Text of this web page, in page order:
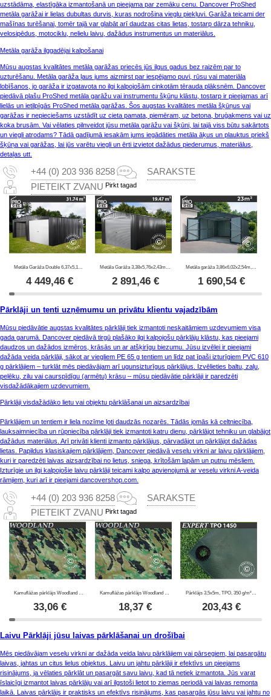
uzstādāma, elastīgāka izmantošanā un pieejama par zemāku cenu. Dancover ProShed
metāla garāžai ir lielas dubultas durvis, kuras nodrošina vieglu piekļuvi. Garāža teicami der
mašīnas turēšanai, tomēr tajā var glabāt arī daudzas citas lietas, tostarp dārza tehniku,
velosipēdus, motociklu, nelielu laivu, dažādus instrumentus un materiālus.
Metāla garāža ilggadējai kalpošanai
Mūsu augstas kvalitātes metāla garāžas priecēs jūs ilgus gadus bez raizēm par to
uzturēšanu. Metāla garāža ļaus jums aizmirst par iespējamo puvi, rūsu vai materiāla
lobīšanos, jo garāža ir izgatavota no ilgi kalpojošām cinkotām tērauda plāksnēm. Dancover
piedāvā plašu ProShed metāla garāžu vai instrumentu šķūņu klāstu, tostarp ir pieejamas arī
lielās un ietilpīgās ProShed metāla garāžas. Šos augstas kvalitātes metāla šķūņus vai
garāžas ir nepieciešams uzstādīt uz cieta pamata, piemēram, uz betona, bruģakmens vai uz
koka brusām. Vai vēlaties pilnveidot jūsu metāla garāžu vai šķūni, lai tajā viss būtu sakārtots
un viegli atrodams? Tādā gadījumā iesakām jums iegādāties metāla āķus un plauktus priekš
šķūņa vai garāžas, lai jūs varētu viegli un ērti izvietot dažādus piederumus, materiālus,
detaļas utt.
+44 (0) 203 936 8258
SARAKSTE
PIETEIKT ZVANU Pirkt tagad
4 449,46 € 2 891,46€ 1 690,54€
Pārklāji un tenti uzņēmumu un privātu klientu vajadzībām
Mūsu piedāvātie augstas kvalitātes pārklāji tiek izmantoti neskaitāmiem uzdevumiem visa
gada garumā. Dancover piedāvā tirgū plašāko ilgi kalpojošu pārklāju klāstu, kas pieejami
daudzos un dažādos izmēros, krāsās un ar atšķirīgu biezumu. Jūsu izvēlei ir pieejami
dažāda veida pārklāji, sākot ar viegliem PE 65 g tentiem un līdz pat īpaši izturīgiem PVC 610
g pārklājiem – turklāt mēs piedāvājam arī ugunsizturīgus pārklājus. Izvēlieties baltu, zaļu,
pelēku, zilu vai caurspīdīgu (armētu) krāsu – mūsu piedāvātie pārklāji ir paredzēti
visdažādākajiem uzdevumiem.
Pārklāji visdažādāko lietu vai objektu pārklāšanai un aizsardzībai
Pārklājiem un tentiem ir liela nozīme ļoti daudzās nozarēs. Tādās jomās kā celtniecība,
lauksaimniecība un rūpniecība pārklāji tiek izmantoti katru dienu, pārklājot tehniku un glabājot
dažādus materiālus. Arī privāti klienti izmanto pārklājus, pārvadājot un pārklājot dažādas
lietas. Papildus klasiskajiem pārklājiem, Dancover piedāvā veselu virkni ar laivu pārklājiem,
kuri ir paredzēti laivas aizsardzībai no lietus, sniega, krītošām lapām un putnu mēsliem.
Izturīgie un ilgi kalpojošie laivu pārklāji teicami kalpo apvienojumā ar veselu virkni A-veida
rāmjiem, kuri arī ir pieejami dancovershop.com.
+44 (0) 203 936 8258
SARAKSTE
PIETEIKT ZVANU Pirkt tagad
33,06€ 18,37 €
Pārklājs 3,5x5m, TPO, 350 g/m², Zaļš
203,43€
Laivu Pārklāji jūsu laivas pārklāšanai un drošībai
Mēs piedāvājam veselu virkni ar dažāda veida laivu pārklājiem vai pārsegiem, lai pasargātu
laivas, jahtas un citus lielus objektus. Laivu un jahtu pārklāji ir efektīvs un pieejams
risinājums, ja vēlaties pārklāt un pasargāt savu laivu, kad tā netiek izmantota. Jūs varat
īslaicīgi izmantot laivas pārklāju vai arī ilgstoši lietot to ziemas periodā vai laivas remonta
laikā. Laivas pārklājs ir praktisks un efektīvs risinājums, kas pasargās jūsu laivu vai jahtu no